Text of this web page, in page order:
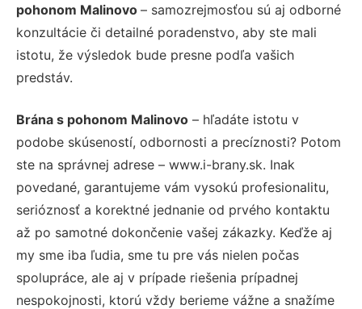
pohonom Malinovo – samozrejmosťou sú aj odborné
konzultácie či detailné poradenstvo, aby ste mali
istotu, že výsledok bude presne podľa vašich
predstáv.
Brána s pohonom Malinovo – hľadáte istotu v
podobe skúseností, odbornosti a precíznosti? Potom
ste na správnej adrese – www.i-brany.sk. Inak
povedané, garantujeme vám vysokú profesionalitu,
serióznosť a korektné jednanie od prvého kontaktu
až po samotné dokončenie vašej zákazky. Keďže aj
my sme iba ľudia, sme tu pre vás nielen počas
spolupráce, ale aj v prípade riešenia prípadnej
nespokojnosti, ktorú vždy berieme vážne a snažíme